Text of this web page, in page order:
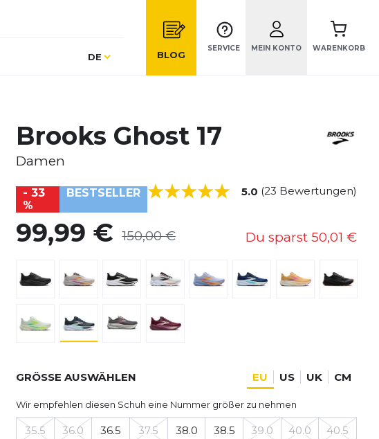
Sprache
DE BLOG
SERVICE MEIN KONTO WARENKORB
Brooks Ghost 17
Damen
- 33
%
BESTSELLER 5.0 (23 Bewertungen)
99,99 € 150,00 € Du sparst 50,01 €
GRÖSSE AUSWÄHLEN EU US UK CM
Wir empfehlen diesen Schuh eine Nummer größer zu nehmen
35.5 36.0 36.5 37.5 38.0 38.5 39.0 40.0 40.5